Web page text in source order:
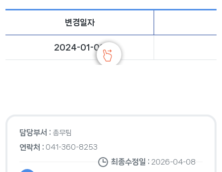
변경일자
2024-01-08
담당부서 : 총무팀
연락처 : 041-360-8253
최종수정일 : 2026-04-08